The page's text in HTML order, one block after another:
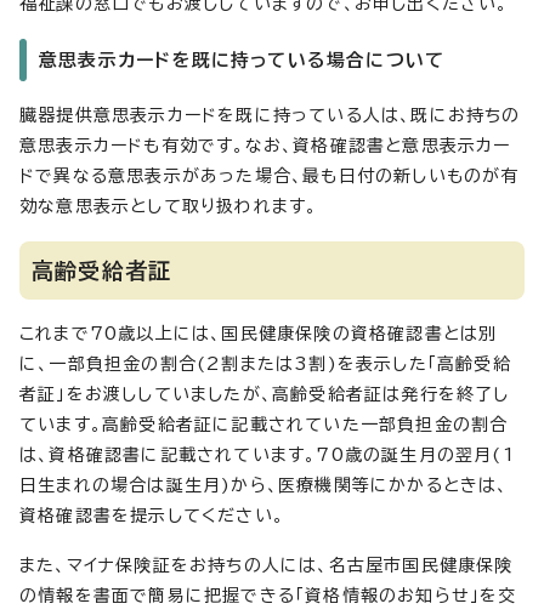
福祉課の窓口でもお渡ししていますので、お申し出ください。
意思表示カードを既に持っている場合について
臓器提供意思表示カードを既に持っている人は、既にお持ちの
意思表示カードも有効です。なお、資格確認書と意思表示カー
ドで異なる意思表示があった場合、最も日付の新しいものが有
効な意思表示として取り扱われます。
高齢受給者証
これまで70歳以上には、国民健康保険の資格確認書とは別
に、一部負担金の割合(2割または3割)を表示した「高齢受給
者証」をお渡ししていましたが、高齢受給者証は発行を終了し
ています。高齢受給者証に記載されていた一部負担金の割合
は、資格確認書に記載されています。70歳の誕生月の翌月(1
日生まれの場合は誕生月)から、医療機関等にかかるときは、
資格確認書を提示してください。
また、マイナ保険証をお持ちの人には、名古屋市国民健康保険
の情報を書面で簡易に把握できる「資格情報のお知らせ」を交